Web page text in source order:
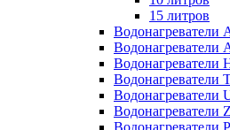
15 литров
Водонагреватели
Водонагреватели
Водонагреватели
Водонагреватели
Водонагреватели
Водонагреватели
Водонагреватели